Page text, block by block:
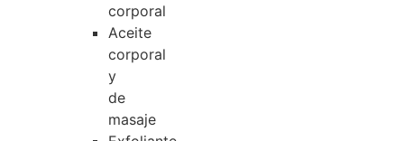
corporal
Aceite
corporal
y
de
masaje